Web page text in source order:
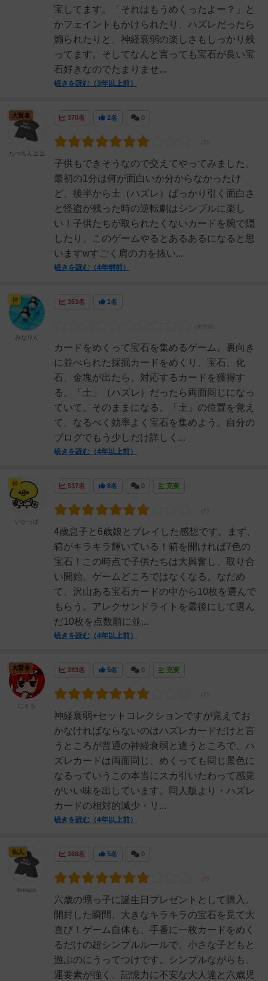
宝してます。「それはもうめくったよー？」と
かフェイントもかけられたり、ハズレだったら
煽られたりと、神経衰弱の楽しさもしっかり残
ってます。そしてなんと言っても宝石が良い宝
石好きなのでたまりませ...
続きを読む（3年以上前）
370名 2名 0
子供もできそうなので交えてやってみました。
最初の1分は何が面白いか分からなかったけ
ど、後半から土（ハズレ）ばっかり引く面白さ
と怪盗が残った時の逆転劇はシンプルに楽し
い！子供たちが取られたくないカードを腕で隠
したり、このゲームやるとあるあるになると思
いますwすごく肩の力を抜い...
続きを読む（4年弱前）
大賢者
たべちん☃☃
353名 1名
カードをめくって宝石を集めるゲーム。裏向き
に並べられた採掘カードをめくり、宝石、化
石、金塊が出たら、対応するカードを獲得す
る。「土」（ハズレ）だったら両面同じになっ
ていて、そのままになる。「土」の位置を覚え
て、なるべく効率よく宝石を集めよう。自分の
ブログでもう少しだけ詳しく...
続きを読む（4年以上前）
神
みなりん
537名 8名 0 充実
4歳息子と6歳娘とプレイした感想です。まず、
箱がキラキラ輝いている！箱を開ければ7色の
宝石！この時点で子供たちは大興奮し、取り合
い開始。ゲームどころではなくなる。なだめ
て、沢山ある宝石カードの中から10枚を選んで
もらう。アレクサンドライトを最後にして選ん
だ10枚を点数順に並...
続きを読む（4年以上前）
神
いかっぱ
283名 5名 0 充実
神経衰弱+セットコレクションですが覚えてお
かなければならないのはハズレカードだけと言
うところが普通の神経衰弱と違うところで、ハ
ズレカードは両面同じ、めくっても同じ景色に
なるっていうこの本当にスカ引いたわって感覚
がいい味を出しています。同人版より・ハズレ
カードの相対的減少・リ...
続きを読む（4年以上前）
大賢者
にゃも
368名 5名 0
六歳の甥っ子に誕生日プレゼントとして購入。
開封した瞬間、大きなキラキラの宝石を見て大
喜び！ゲーム自体も、手番に一枚カードをめく
るだけの超シンプルルールで、小さな子どもと
遊ぶのにうってつけです。シンプルながらも、
運要素が強く、記憶力に不安な大人達と六歳児
仙人
tomato